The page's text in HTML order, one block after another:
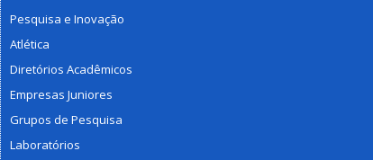
Pesquisa e Inovação
Atlética
Diretórios Acadêmicos
Empresas Juniores
Grupos de Pesquisa
Laboratórios